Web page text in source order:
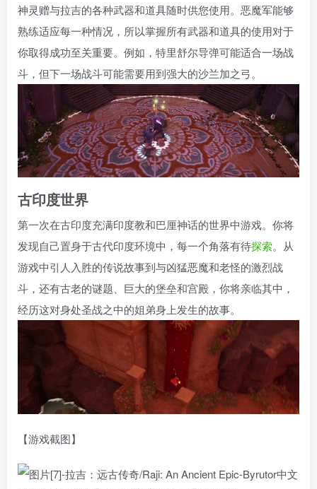
神灵赠与拉吉的各种武器和道具随时供您使用。恶魔军能够
熟练适应每一种情况，所以掌握所有武器和道具的使用对于
你取得成功至关重要。例如，特里舒尔导弹可能适合一场战
斗，但下一场战斗可能需要用到强大的沙兰加之弓。
古印度世界
第一次在古印度充满印度教和巴厘神话的世界中游戏。你将
发现自己置身于古代印度环境中，每一个角落有待探索。从
游戏中引人入胜的传说故事到与凶猛恶魔和老怪的激烈战
斗，还有古老的谜题、巨大的堡垒和宫殿，你将亲临其中，
经历这对身处圣战之中的姐弟身上发生的故事。
【游戏截图】